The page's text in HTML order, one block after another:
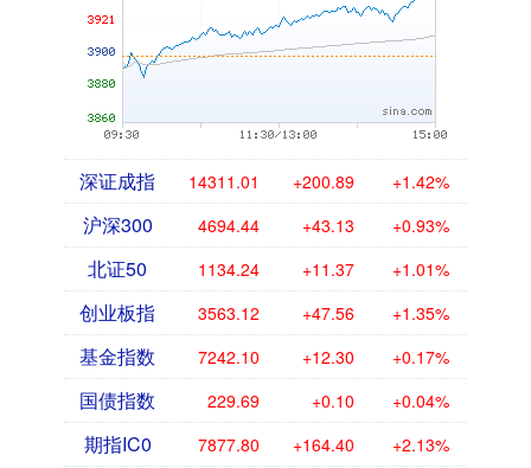
深证成指 14311.01 +200.89 +1.42%
沪深300 4694.44 +43.13 +0.93%
北证50 1134.24 +11.37 +1.01%
创业板指 3563.12 +47.56 +1.35%
基金指数 7242.10 +12.30 +0.17%
国债指数 229.69 +0.10 +0.04%
期指IC0 7877.80 +164.40 +2.13%